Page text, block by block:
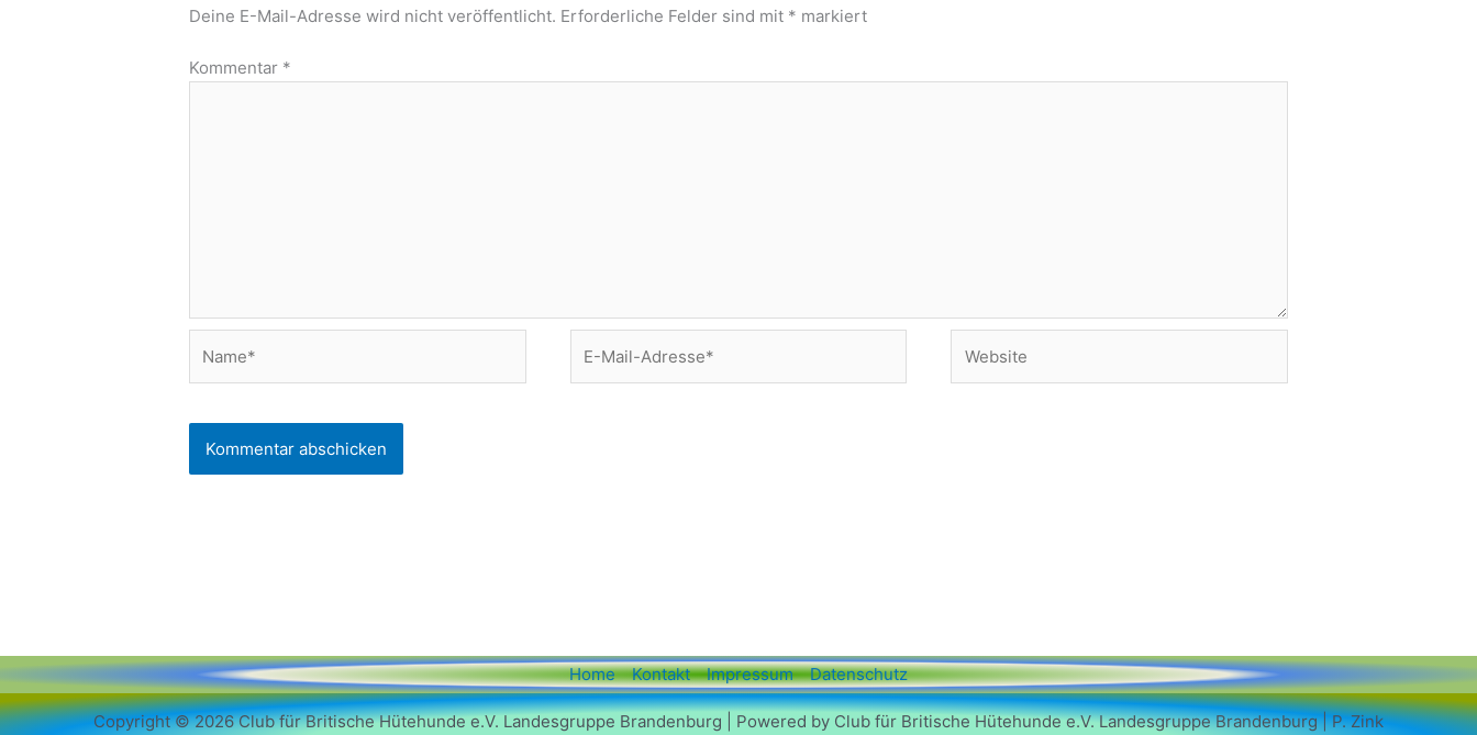
Deine E-Mail-Adresse wird nicht veröffentlicht. Erforderliche Felder sind mit * markiert
Kommentar *
Mail-
Home Kontakt Impressum Datenschutz
Copyright © 2026 Club für Britische Hütehunde e.V. Landesgruppe Brandenburg | Powered by Club für Britische Hütehunde e.V. Landesgruppe Brandenburg | P. Zink